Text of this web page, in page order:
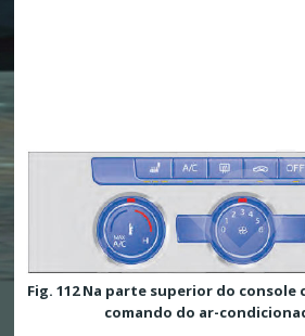
Fig. 112 Na parte superior do
comando do ar-